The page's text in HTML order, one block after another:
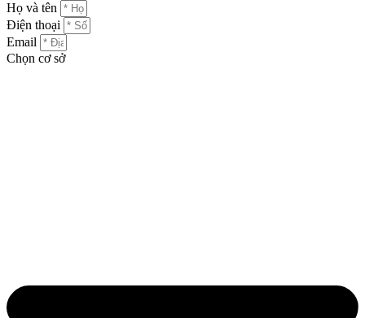
Họ và tên
Điện thoại
Email
Chọn cơ sở